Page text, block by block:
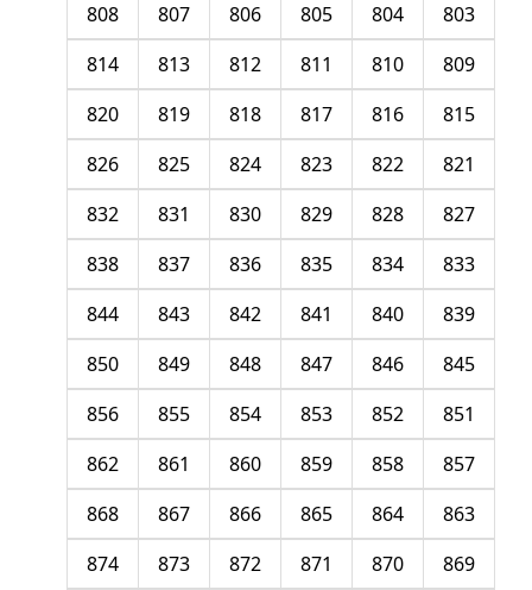
803
804
805
806
807
808
809
810
811
812
813
814
815
816
817
818
819
820
821
822
823
824
825
826
827
828
829
830
831
832
833
834
835
836
837
838
839
840
841
842
843
844
845
846
847
848
849
850
851
852
853
854
855
856
857
858
859
860
861
862
863
864
865
866
867
868
869
870
871
872
873
874